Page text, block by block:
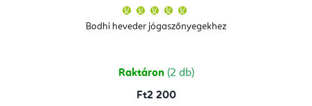
Bodhi heveder jógaszőnyegekhez
átlagos
értékelése
csillag.
Raktáron (2 db)
Ft2 200